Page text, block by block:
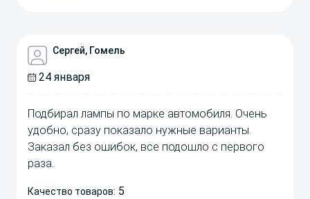
Сергей, Гомель
24 января
Подбирал лампы по марке автомобиля. Очень
удобно, сразу показало нужные варианты.
Заказал без ошибок, все подошло с первого
раза.
Качество товаров: 5